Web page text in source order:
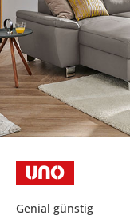
Genial günstig